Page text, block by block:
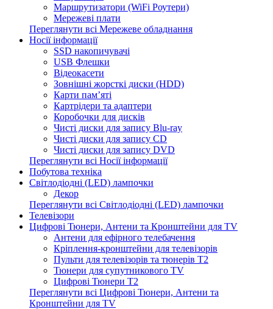
Маршрутизатори (WiFi Роутери)
Мережеві плати
Переглянути всі Мережеве обладнання
Носії інформації
SSD накопичувачі
USB Флешки
Відеокасети
Зовнішні жорсткі диски (HDD)
Карти пам’яті
Картрідери та адаптери
Коробочки для дисків
Чисті диски для запису Blu-ray
Чисті диски для запису CD
Чисті диски для запису DVD
Переглянути всі Носії інформації
Побутова техніка
Світлодіодні (LED) лампочки
Декор
Переглянути всі Світлодіодні (LED) лампочки
Телевізори
Цифрові Тюнери, Антени та Кронштейни для TV
Антени для ефірного телебачення
Кріплення-кронштейни для телевізорів
Пульти для телевізорів та тюнерів T2
Тюнери для супутникового TV
Цифрові Тюнери T2
Переглянути всі Цифрові Тюнери, Антени та
Кронштейни для TV